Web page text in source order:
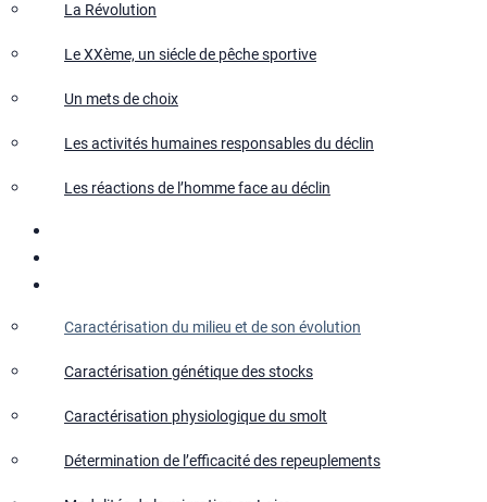
La Révolution
Le XXème, un siécle de pêche sportive
Un mets de choix
Les activités humaines responsables du déclin
Les réactions de l’homme face au déclin
Caractérisation du milieu et de son évolution
Caractérisation génétique des stocks
Caractérisation physiologique du smolt
Détermination de l’efficacité des repeuplements